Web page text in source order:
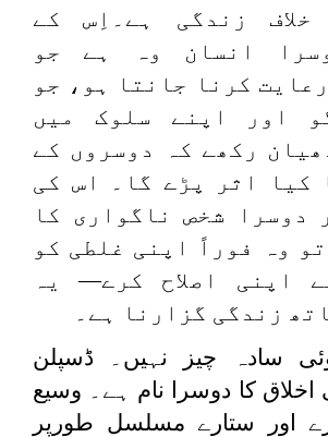
خلاف زندگی ہے۔اِس کے
انسان وہ ہے جو
کرنا جانتا ہو، جو
اور اپنے سلوک میں
رکھے کہ دوسروں کے
کیا اثر پڑے گا۔ اس کی
دوسرا شخص ناگواری کا
وہ فوراً اپنی غلطی کو
اپنی اصلاح کرے— یہ
زندگی گزارنا ہے۔
سادہ چیز نہیں۔ ڈسپلن
اخلاق کا دوسرا نام ہے۔ وسیع
اور ستارے مسلسل طورپر